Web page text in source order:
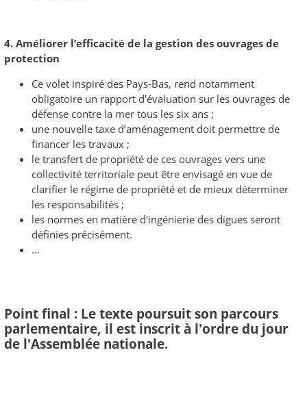
4. Améliorer l’efficacité de la gestion des ouvrages de
protection
Ce volet inspiré des Pays-Bas, rend notamment
obligatoire un rapport d'évaluation sur les ouvrages de
défense contre la mer tous les six ans ;
une nouvelle taxe d’aménagement doit permettre de
financer les travaux ;
le transfert de propriété de ces ouvrages vers une
collectivité territoriale peut être envisagé en vue de
clarifier le régime de propriété et de mieux déterminer
les responsabilités ;
les normes en matière d'ingénierie des digues seront
définies précisément.
...
Point final : Le texte poursuit son parcours
parlementaire, il est inscrit à l'ordre du jour
de l'Assemblée nationale.